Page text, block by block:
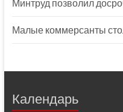
Минтруд позволил
Малые коммерсанты
Календарь